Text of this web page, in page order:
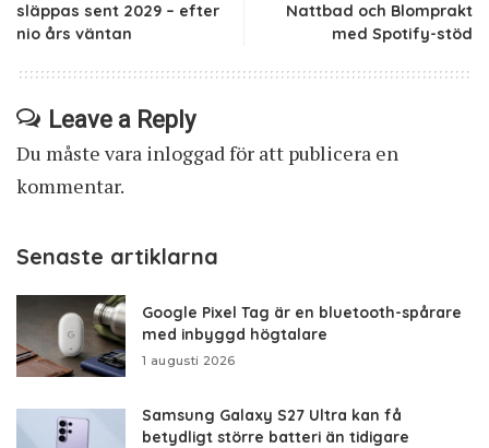
släppas sent 2029 – efter
nio års väntan
Nattbad och Blomprakt
med Spotify-stöd
Leave a Reply
Du måste vara inloggadför att publicera en
kommentar.
Senaste artiklarna
Google Pixel Tag är en bluetooth-spårare
med inbyggd högtalare
1 augusti 2026
Samsung Galaxy S27 Ultra kan få
betydligt större batteri än tidigare